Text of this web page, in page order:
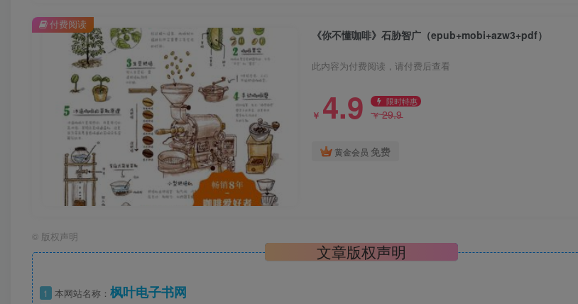
《你不懂咖啡》石胁智广（epub+mobi+azw3+pdf）
此内容为付费阅读，请付费后查看
￥ 4.9 限时特惠
￥29.9
黄金会员 免费
付费阅读
© 版权声明
文章版权声明
1 本网站名称： 枫叶电子书网